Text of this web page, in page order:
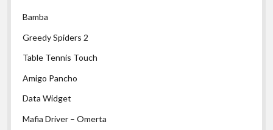
Bamba
Greedy Spiders 2
Table Tennis Touch
Amigo Pancho
Data Widget
Mafia Driver – Omerta